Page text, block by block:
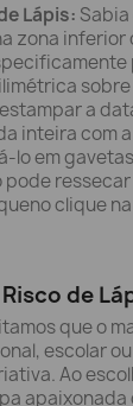
Lápis:
zona inferior
a
inteira com
lo em
clique
de
que o
escolar
Ao